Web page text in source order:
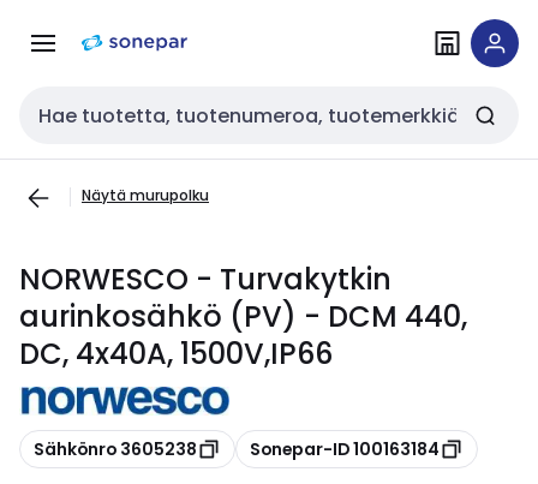
navigointiinsisältöön
Haku
Näytä murupolku
NORWESCO - Turvakytkin
aurinkosähkö (PV) - DCM 440,
DC, 4x40A, 1500V,IP66
Kopioi
Sähkönro 3605238 Kopioi
Sonepar-ID 100163184